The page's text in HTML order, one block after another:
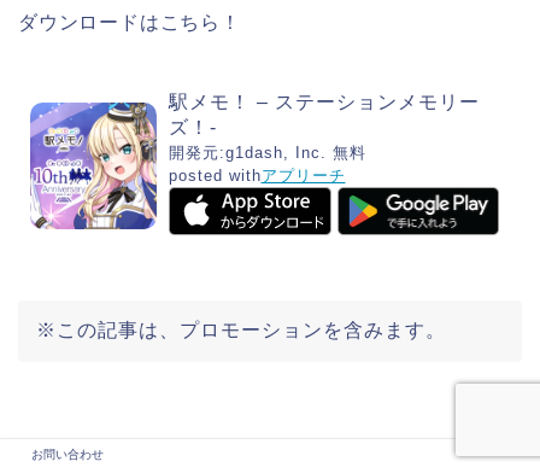
ダウンロードはこちら！
駅メモ！ – ステーションメモリー
ズ！-
開発元:g1dash, Inc. 無料
posted withアプリーチ
※この記事は、プロモーションを含みます。
お問い合わせ